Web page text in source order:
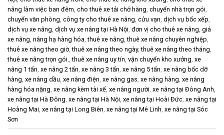
nâng làm việc ban đêm cho thuê xe tải chở hàng chuyển nhà trọn gói
chuyển văn phòng công ty cho thuê xe nâng cửu vạn dịch vụ bốc xếp
dịch vụ xe nâng dịch vụ xe nâng tại Hà Nội đơn vị cho thuê xe nâng giá
xe nâng nâng hạ hàng hóa ,thuê xe nâng ,thuê xe nâng chuyên nghiệp
thuê xe nâng theo giờ,thuê xe nâng theo ngày,thuê xe nâng theo tháng
thuê xe nâng trọn gói. ,thuê xe nâng uy tín vận chuyển kho xưởng xe
nâng 1 tấn xe nâng 2 tấn xe nâng 3 tấn xe nâng 5 tấn xe nâng bốc dỡ
hàng xe nâng dầu xe nâng điện xe nâng gas xe nâng hàng xe nâng
hàng hóa nặng xe nâng kèm tài xế, xe nâng người xe nâng tại Đông Anh
xe nâng tại Hà Đông xe nâng tại Hà Nội xe nâng tại Hoài Đức xe nâng tại
Hoàng Mai xe nâng tại Long Biên xe nâng tại Mê Linh xe nâng tại Sóc
Sơn